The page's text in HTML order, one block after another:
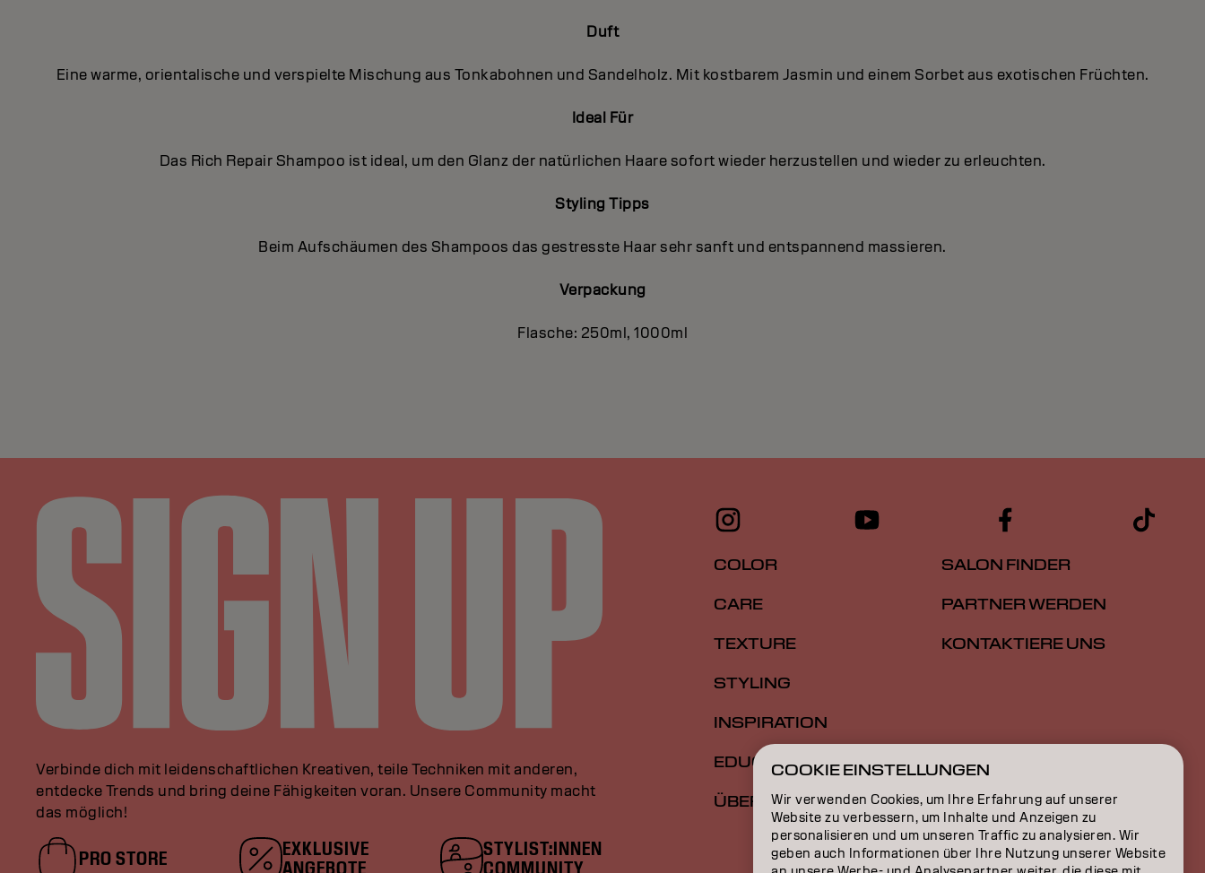
Duft
Eine warme, orientalische und verspielte Mischung aus Tonkabohnen und Sandelholz. Mit kostbarem Jasmin und einem Sorbet aus exotischen Früchten.
Ideal Für
Das Rich Repair Shampoo ist ideal, um den Glanz der natürlichen Haare sofort wieder herzustellen und wieder zu erleuchten.
Styling Tipps
Beim Aufschäumen des Shampoos das gestresste Haar sehr sanft und entspannend massieren.
Verpackung
Flasche: 250ml, 1000ml
Verbinde dich mit leidenschaftlichen Kreativen, teile Techniken mit anderen,
entdecke Trends und bring deine Fähigkeiten voran. Unsere Community macht
das möglich!
PRO STORE
EXKLUSIVE
ANGEBOTE
STYLIST:INNEN
COMMUNITY
COLOR
CARE
TEXTURE
STYLING
INSPIRATION
EDUCATION
ÜBER
SALON FINDER
PARTNER WERDEN
KONTAKTIERE UNS
COOKIE EINSTELLUNGEN
Wir verwenden Cookies, um Ihre Erfahrung auf unserer
Website zu verbessern, um Inhalte und Anzeigen zu
personalisieren und um unseren Traffic zu analysieren. Wir
geben auch Informationen über Ihre Nutzung unserer Website